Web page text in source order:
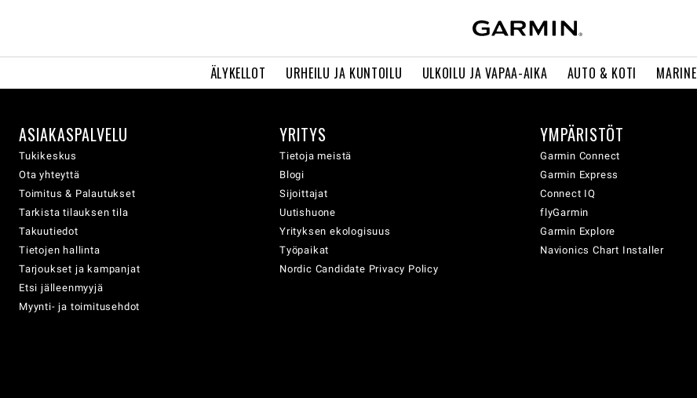
ÄLYKELLOT URHEILU JA KUNTOILU ULKOILU JA VAPAA-AIKA AUTO & KOTI MARINE
ASIAKASPALVELU
Tukikeskus
Ota yhteyttä
Toimitus & Palautukset
Tarkista tilauksen tila
Takuutiedot
Tietojen hallinta
Tarjoukset ja kampanjat
Etsi jälleenmyyjä
Myynti- ja toimitusehdot
YRITYS
Tietoja meistä
Blogi
Sijoittajat
Uutishuone
Yrityksen ekologisuus
Työpaikat
Nordic Candidate Privacy Policy
YMPÄRISTÖT
Garmin Connect
Garmin Express
Connect IQ
flyGarmin
Garmin Explore
Navionics Chart Installer